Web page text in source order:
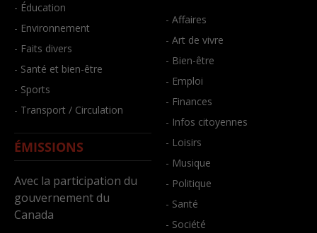
- Éducation
- Environnement
- Faits divers
- Santé et bien-être
- Sports
- Transport / Circulation
ÉMISSIONS
Avec la participation du
gouvernement du
Canada
- Affaires
- Art de vivre
- Bien-être
- Emploi
- Finances
- Infos citoyennes
- Loisirs
- Musique
- Politique
- Santé
- Société